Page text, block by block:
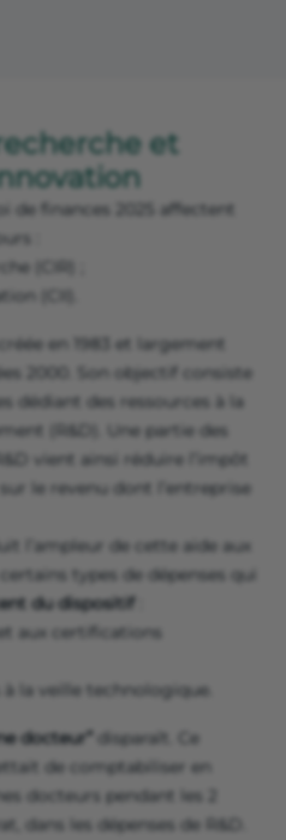
et
de finances 2025 affectent
:
(CIR) ;
(CII).
en 1983 et largement
2000. Son objectif consiste
dédiant des ressources à la
(R&D). Une partie des
vient ainsi réduire l’impôt
le revenu dont l’entreprise
l’ampleur de cette aide aux
types de dépenses qui
du dispositif
aux certifications
à la veille technologique.
docteur” disparaît. Ce
de comptabiliser en
docteurs pendant les 2
dans les dépenses de R&D.